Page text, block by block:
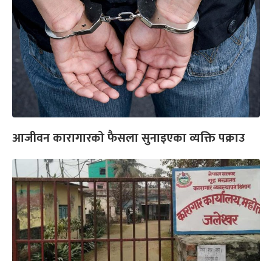
आजीवन कारागारको फैसला सुनाइएका व्यक्ति पक्राउ